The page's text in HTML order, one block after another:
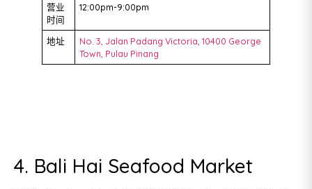
营业
时间
12:00pm-9:00pm
地址
No. 3, Jalan Padang Victoria, 10400 George
Town, Pulau Pinang
4. Bali Hai Seafood Market